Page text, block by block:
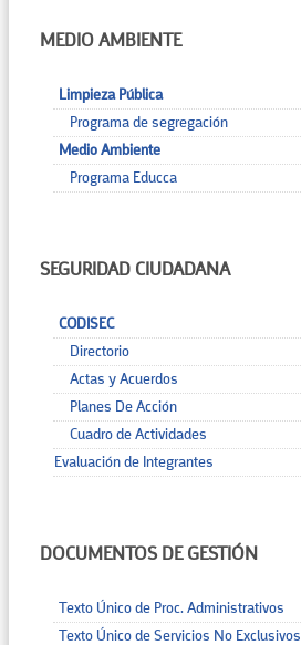
MEDIO AMBIENTE
Limpieza Pública
Programa de segregación
Medio Ambiente
Programa Educca
SEGURIDAD CIUDADANA
CODISEC
Directorio
Actas y Acuerdos
Planes De Acción
Cuadro de Actividades
Evaluación de Integrantes
DOCUMENTOS DE GESTIÓN
Texto Único de Proc. Administrativos
Texto Único de Servicios No Exclusivos